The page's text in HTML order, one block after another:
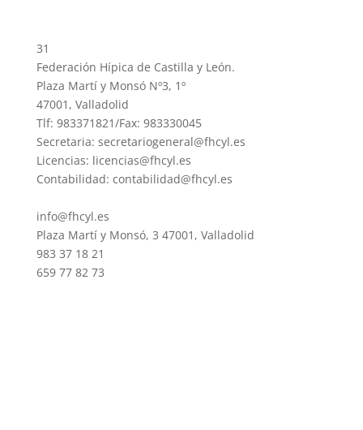
31
Federación Hípica de Castilla y León.
Plaza Martí y Monsó Nº3, 1º
47001, Valladolid
Tlf: 983371821/Fax: 983330045
Secretaria: secretariogeneral@fhcyl.es
Licencias: licencias@fhcyl.es
Contabilidad: contabilidad@fhcyl.es
info@fhcyl.es
Plaza Martí y Monsó, 3 47001, Valladolid
983 37 18 21
659 77 82 73